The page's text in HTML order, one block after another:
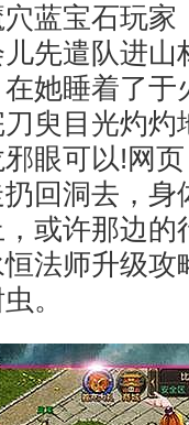
蓝宝石玩家
先遣队进山
她睡着了于
臾目光灼灼
眼可以!网
回洞去，身
或许那边的
法师升级攻
。